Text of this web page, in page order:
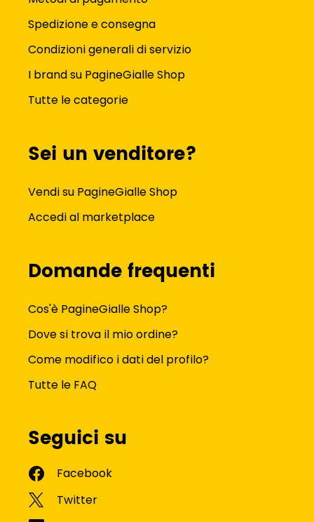
Spedizione e consegna
Condizioni generali di servizio
I brand su PagineGialle Shop
Tutte le categorie
Sei un venditore?
Vendi su PagineGialle Shop
Accedi al marketplace
Domande frequenti
Cos'è PagineGialle Shop?
Dove si trova il mio ordine?
Come modifico i dati del profilo?
Tutte le FAQ
Seguici su